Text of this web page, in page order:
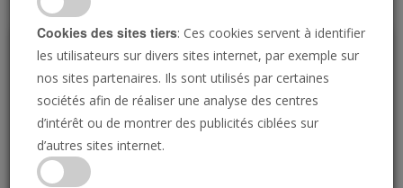
P
Cookies des sites tiers: Ces cookies servent à identifier
les utilisateurs sur divers sites internet, par exemple sur
nos sites partenaires. Ils sont utilisés par certaines
sociétés afin de réaliser une analyse des centres
d’intérêt ou de montrer des publicités ciblées sur
d’autres sites internet.